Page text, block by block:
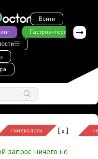
Войти
Гастроэнтерология
гинекологи [x]
запрос ничего не